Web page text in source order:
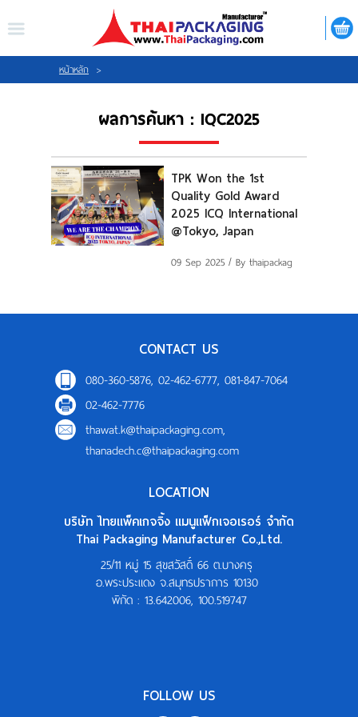
ไทย ENGLISH
LOGIN
My Wishlist
หน้าหลัก
เกี่ยวกับเรา
ร่วมงานกับเรา
หน้าหลัก >
ผลการค้นหา : IQC2025
TPK Won the 1st
Quality Gold Award
2025 ICQ International
@Tokyo, Japan
09 Sep 2025 / By thaipackag
CONTACT US
080-360-5876, 02-462-6777, 081-847-7064
02-462-7776
thawat.k@thaipackaging.com,
thanadech.c@thaipackaging.com
LOCATION
บริษัท ไทยแพ็คเกจจิ้ง แมนูแฟ็กเจอเรอร์ จำกัด
Thai Packaging Manufacturer Co.,Ltd.
25/11 หมู่ 15 สุขสวัสดิ์ 66 ต.บางครุ
อ.พระประแดง จ.สมุทรปราการ 10130
พิกัด : 13.642006, 100.519747
FOLLOW US